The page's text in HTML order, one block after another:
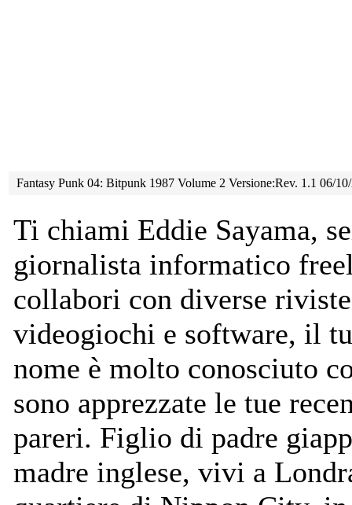
Fantasy Punk 04: Bitpunk 1987 Volume 2 Versione:Rev. 1.1 06/
Ti chiami Eddie Sayama,
giornalista informatico
collabori con diverse
videogiochi e software, il
nome è molto conosciuto
sono apprezzate le tue
pareri. Figlio di padre
madre inglese, vivi a